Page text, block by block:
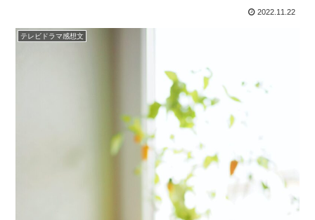
2022.11.22
テレビドラマ感想文